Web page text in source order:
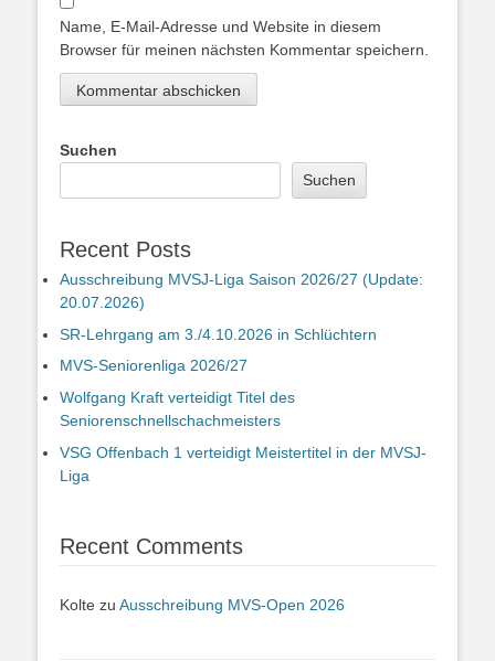
Name, E-Mail-Adresse und Website in diesem
Browser für meinen nächsten Kommentar speichern.
Suchen
Suchen
Recent Posts
Ausschreibung MVSJ-Liga Saison 2026/27 (Update:
20.07.2026)
SR-Lehrgang am 3./4.10.2026 in Schlüchtern
MVS-Seniorenliga 2026/27
Wolfgang Kraft verteidigt Titel des
Seniorenschnellschachmeisters
VSG Offenbach 1 verteidigt Meistertitel in der MVSJ-
Liga
Recent Comments
Kolte zu Ausschreibung MVS-Open 2026